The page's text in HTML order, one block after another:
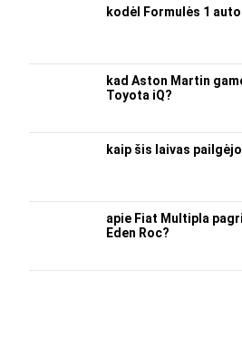
kodėl Formulės 1
kad Aston Martin
Toyota iQ?
kaip šis laivas
apie Fiat Multipla
Eden Roc?